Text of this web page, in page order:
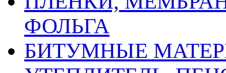
ФОЛЬГА
БИТУМНЫЕ